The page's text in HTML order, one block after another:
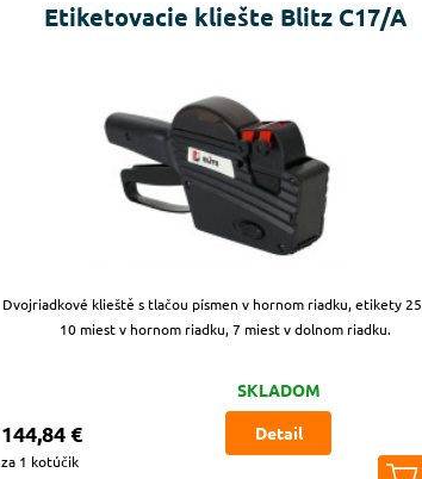
Etiketovacie kliešte Blitz C17/A
Dvojriadkové klieště s tlačou písmen v hornom riadku, etikety
10 miest v hornom riadku, 7 miest v dolnom riadku.
144,84 €
za 1 kotúčik
SKLADOM
Detail